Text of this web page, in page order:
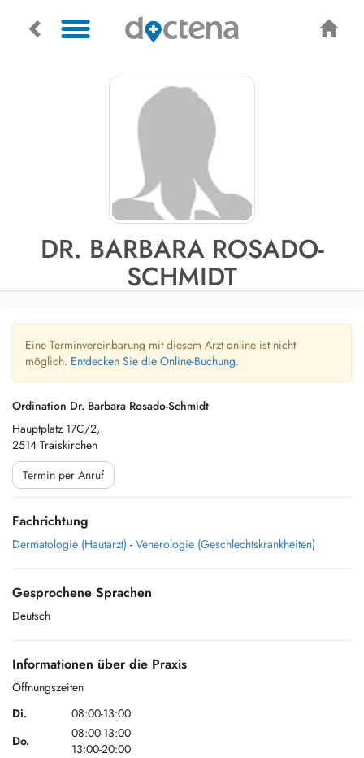
DR. BARBARA ROSADO-
SCHMIDT
Eine Terminvereinbarung mit diesem Arzt online ist nicht
möglich. Entdecken Sie die Online-Buchung.
Ordination Dr. Barbara Rosado-Schmidt
Hauptplatz 17C/2,
2514 Traiskirchen
Termin per Anruf
Fachrichtung
Dermatologie (Hautarzt) - Venerologie (Geschlechtskrankheiten)
Gesprochene Sprachen
Deutsch
Informationen über die Praxis
Öffnungszeiten
Di.
08:00-13:00
Do.
08:00-13:00
13:00-20:00